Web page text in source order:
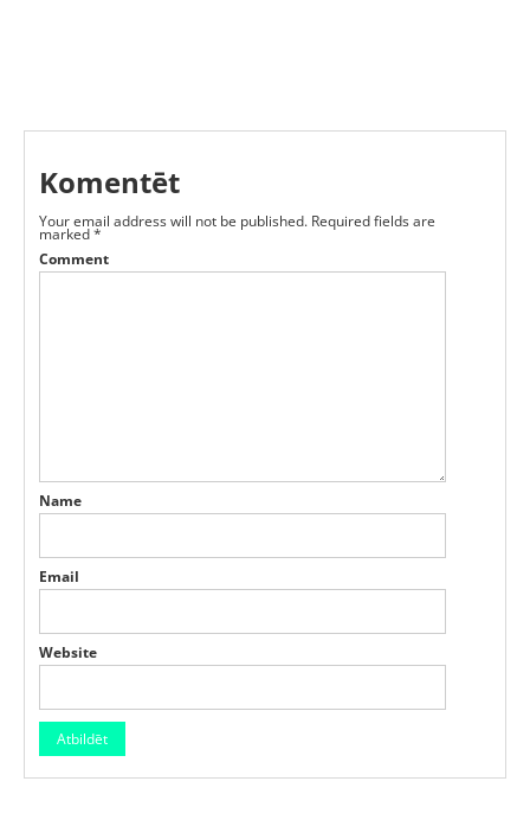
Komentēt
Your email address will not be published. Required fields are
marked*
Comment
Name
Email
Website